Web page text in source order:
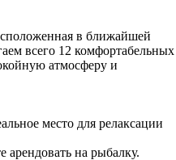
в ближайшей
всего 12 комфортабельных
атмосферу и
место для релаксации
арендовать на рыбалку.